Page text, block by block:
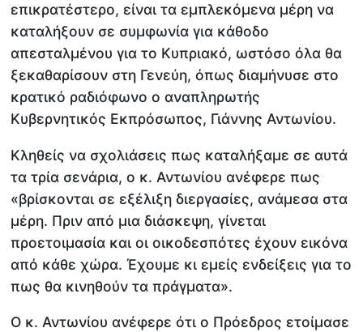
επικρατέστερο, είναι τα εμπλεκόμενα μέρη να
καταλήξουν σε συμφωνία για κάθοδο
απεσταλμένου για το Κυπριακό, ωστόσο όλα θα
ξεκαθαρίσουν στη Γενεύη, όπως διαμήνυσε στο
κρατικό ραδιόφωνο ο αναπληρωτής
Κυβερνητικός Εκπρόσωπος, Γιάννης Αντωνίου.
Κληθείς να σχολιάσεις πως καταλήξαμε σε αυτά
τα τρία σενάρια, ο κ. Αντωνίου ανέφερε πως
«βρίσκονται σε εξέλιξη διεργασίες, ανάμεσα στα
μέρη. Πριν από μια διάσκεψη, γίνεται
προετοιμασία και οι οικοδεσπότες έχουν εικόνα
από κάθε χώρα. Έχουμε κι εμείς ενδείξεις για το
πως θα κινηθούν τα πράγματα».
Ο κ. Αντωνίου ανέφερε ότι ο Πρόεδρος ετοίμασε